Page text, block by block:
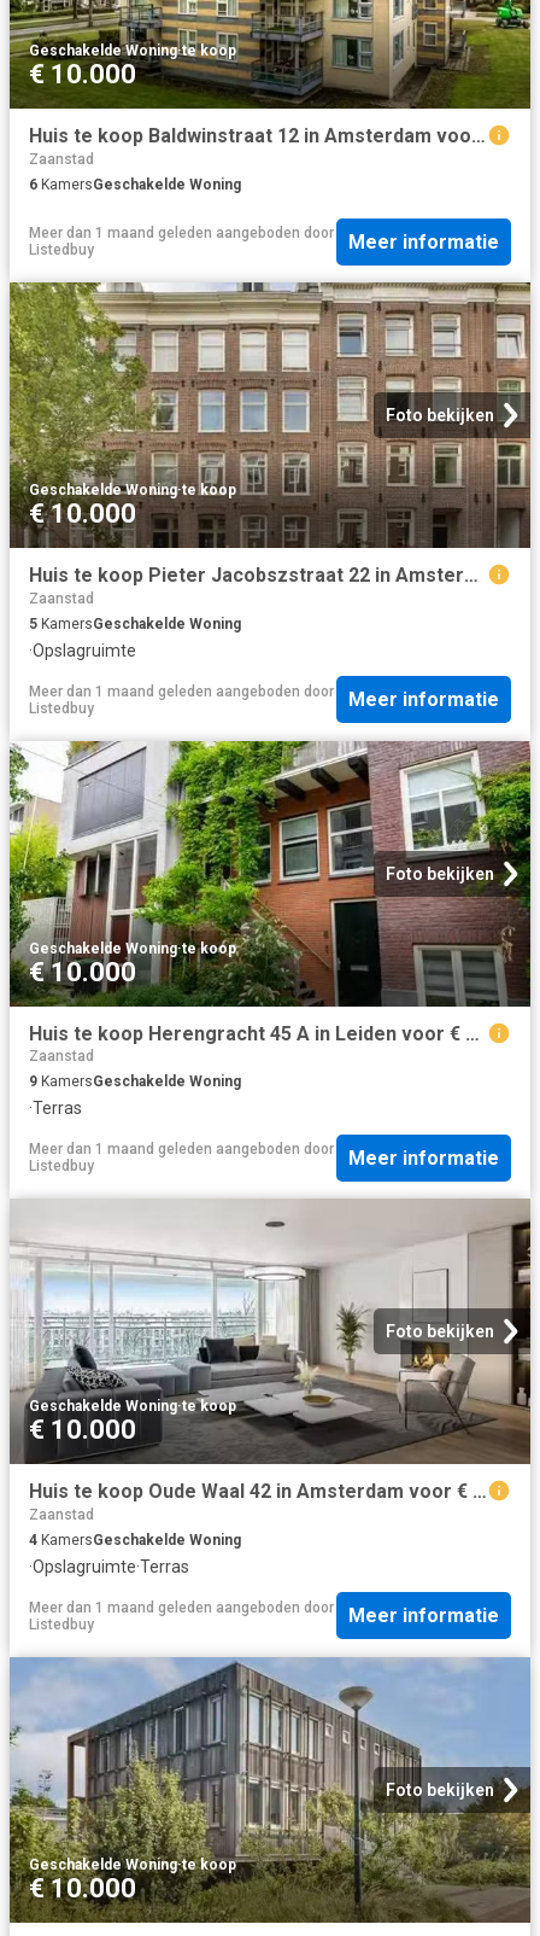
Geschakelde Woning·te koop
€ 10.000
Huis te koop Baldwinstraat 12 in Amsterdam voor € 575.000
Zaanstad
6 KamersGeschakelde Woning
Meer dan 1 maand geleden aangeboden door
Listedbuy
Meer informatie
Foto bekijken
Geschakelde Woning·te koop
€ 10.000
Huis te koop Pieter Jacobszstraat 22 in Amsterdam voor € 1.045.
Zaanstad
5 KamersGeschakelde Woning
·Opslagruimte
Meer dan 1 maand geleden aangeboden door
Listedbuy
Meer informatie
Foto bekijken
Geschakelde Woning·te koop
€ 10.000
Huis te koop Herengracht 45 A in Leiden voor € 895.000
Zaanstad
9 KamersGeschakelde Woning
·Terras
Meer dan 1 maand geleden aangeboden door
Listedbuy
Meer informatie
Foto bekijken
Geschakelde Woning·te koop
€ 10.000
Huis te koop Oude Waal 42 in Amsterdam voor € 1.920.000
Zaanstad
4 KamersGeschakelde Woning
·Opslagruimte·Terras
Meer dan 1 maand geleden aangeboden door
Listedbuy
Meer informatie
Foto bekijken
Geschakelde Woning·te koop
€ 10.000